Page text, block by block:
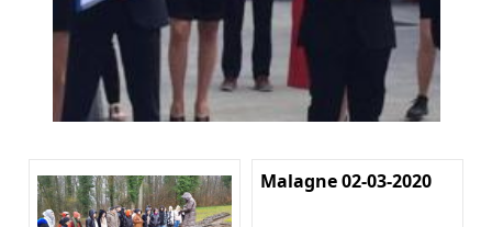
Malagne 02-03-2020